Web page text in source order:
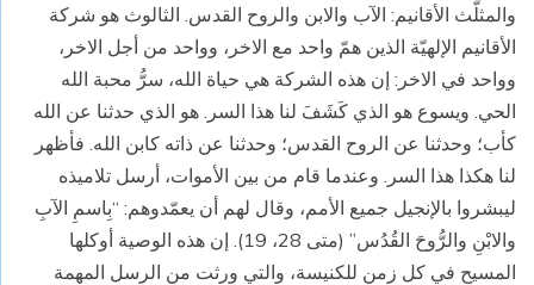
والمثلّث الأقانيم: الآب والابن والروح القدس. الثالوث هو شركة
الأقانيم الإلهيّة الذين همّ واحد مع الاخر، وواحد من أجل الاخر،
وواحد في الاخر: إن هذه الشركة هي حياة الله، سرُّ محبة الله
الحي. ويسوع هو الذي كَشَفَ لنا هذا السر. هو الذي حدثنا عن الله
كأب؛ وحدثنا عن الروح القدس؛ وحدثنا عن ذاته كابن الله. فأظهر
لنا هكذا هذا السر. وعندما قام من بين الأموات، أرسل تلاميذه
ليبشروا بالإنجيل جميع الأمم، وقال لهم أن يعمّدوهم: “بِاسمِ الآبِ
والابْنِ والرُّوحَ القُدُس” (متى 28، 19). إن هذه الوصية أوكلها
المسيح في كل زمن للكنيسة، والتي ورثت من الرسل المهمة